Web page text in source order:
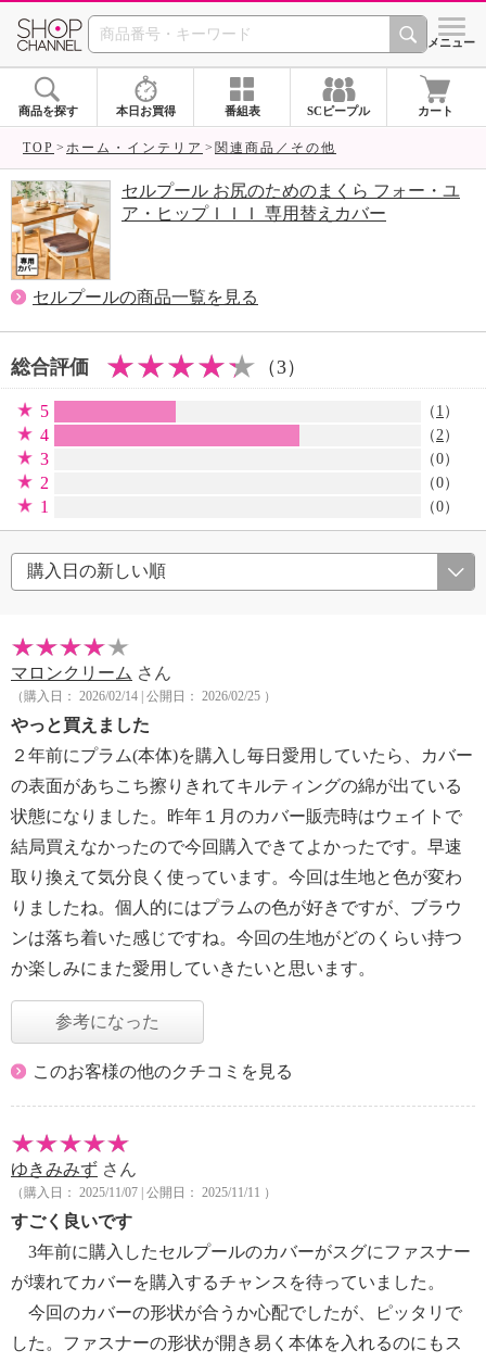
SHOP CHANNEL シメニュー
商品を探す 本日お買得 番組表 SCピープル カート
TOP ホーム・インテリア 関連商品／その他
セルプール お尻のためのまくら フォー・ユ
ア・ヒップＩＩＩ 専用替えカバー
セルプールの商品一覧を見る
総合評価 （3）
5 （ 1 ）
4 （2）
3 （0）
2 （0）
1 （0）
マロンクリーム さん
（購入日： 2026/02/14 | 公開日： 2026/02/25 ）
やっと買えました
２年前にプラム(本体)を購入し毎日愛用していたら、カバー
の表面があちこち擦りきれてキルティングの綿が出ている
状態になりました。昨年１月のカバー販売時はウェイトで
結局買えなかったので今回購入できてよかったです。早速
取り換えて気分良く使っています。今回は生地と色が変わ
りましたね。個人的にはプラムの色が好きですが、ブラウ
ンは落ち着いた感じですね。今回の生地がどのくらい持つ
か楽しみにまた愛用していきたいと思います。
参考になった
このお客様の他のクチコミを見る
ゆきみみず さん
（購入日： 2025/11/07 | 公開日： 2025/11/11 ）
すごく良いです
3年前に購入したセルプールのカバーがスグにファスナー
が壊れてカバーを購入するチャンスを待っていました。
今回のカバーの形状が合うか心配でしたが、ピッタリで
した。ファスナーの形状が開き易く本体を入れるのにもス